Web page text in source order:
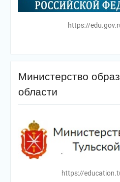
https://
Министерство
области
https://